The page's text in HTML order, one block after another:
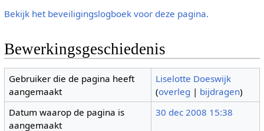
Bekijk het beveiligingslogboek voor deze pagina.
Bewerkingsgeschiedenis
Gebruiker die de pagina heeft
aangemaakt
Liselotte Doeswijk
(overleg | bijdragen)
Datum waarop de pagina is
aangemaakt
30 dec 2008 15:38